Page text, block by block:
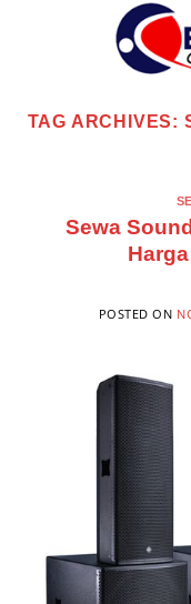
TAG ARCHIVES:
Sewa
POSTED ON